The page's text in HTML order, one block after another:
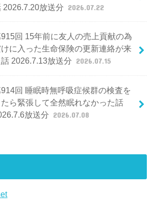
2026.7.20放送分 2026.07.22
回 15年前に友人の売上貢献の為
に入った生命保険の更新連絡が来
2026.7.13放送分 2026.07.15
回 睡眠時無呼吸症候群の検査を
たら緊張して全然眠れなかった話
放送分 2026.07.08